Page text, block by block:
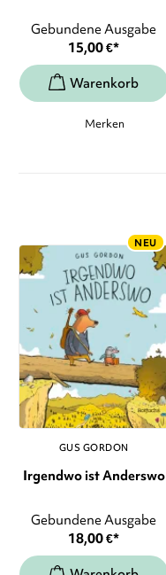
Gebundene Ausgabe
15,00€*
Merken
NEU
GUS GORDON
Irgendwo ist Anderswo
Gebundene Ausgabe
18,00€*